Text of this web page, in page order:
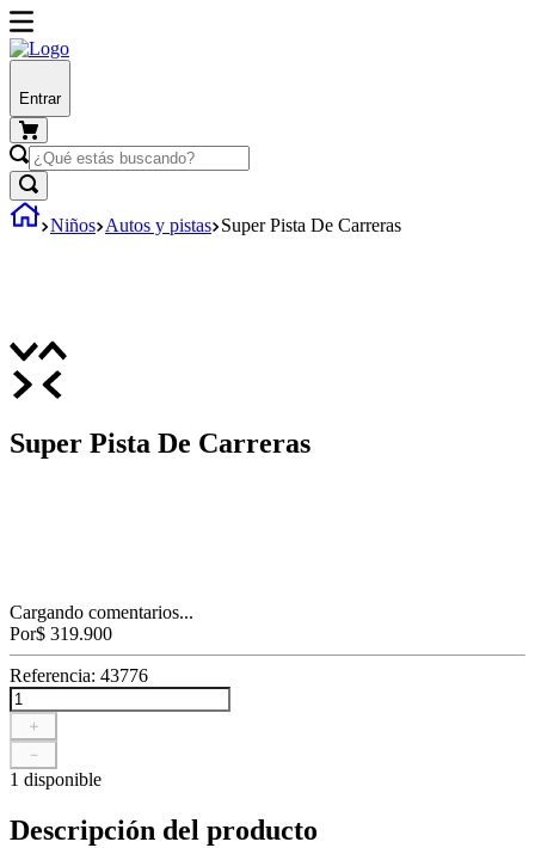
Entrar
Niños Autos y pistas Super Pista De Carreras
Super Pista De Carreras
Cargando comentarios...
Por$ 319.900
Referencia: 43776
＋
－
1 disponible
Descripción del producto